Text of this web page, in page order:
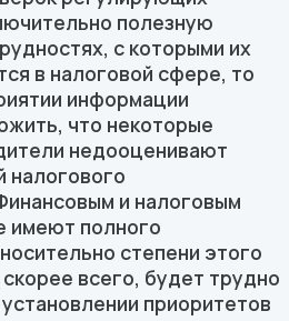
полезную
с которыми их
в налоговой сфере, то
информации
что некоторые
недооценивают
налогового
и налоговым
имеют полного
степени этого
всего, будет трудно
приоритетов